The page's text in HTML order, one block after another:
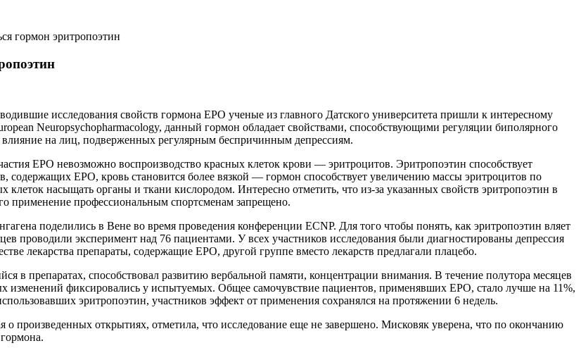
гормон эритропоэтин
исследования свойств гормона ЕРО ученые из главного Датского университета пришли к интересному
Neuropsychopharmacology, данный гормон обладает свойствами, способствующими регуляции биполярного
влияние на лиц, подверженных регулярным беспричинным депрессиям.
ЕРО невозможно воспроизводство красных клеток крови — эритроцитов. Эритропоэтин способствует
ЕРО, кровь становится более вязкой — гормон способствует увеличению массы эритроцитов по
насыщать органы и ткани кислородом. Интересно отметить, что из-за указанных свойств эритропоэтин в
применение профессиональным спортсменам запрещено.
поделились в Вене во время проведения конференции ECNP. Для того чтобы понять, как эритропоэтин вляет
проводили эксперимент над 76 пациентами. У всех участников исследования были диагностированы депрессия
лекарства препараты, содержащие ЕРО, другой группе вместо лекарств предлагали плацебо.
в препаратах, способствовал развитию вербальной памяти, концентрации внимания. В течение полутора месяцев
изменений фиксировались у испытуемых. Общее самочувствие пациентов, применявших ЕРО, стало лучше на 11%,
эритропоэтин, участников эффект от применения сохранялся на протяжении 6 недель.
произведенных открытиях, отметила, что исследование еще не завершено. Мисковяк уверена, что по окончанию